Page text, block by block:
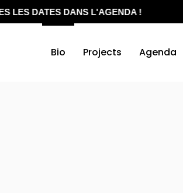
LES DATES DANS L'AGENDA !
Bio Projects Agenda